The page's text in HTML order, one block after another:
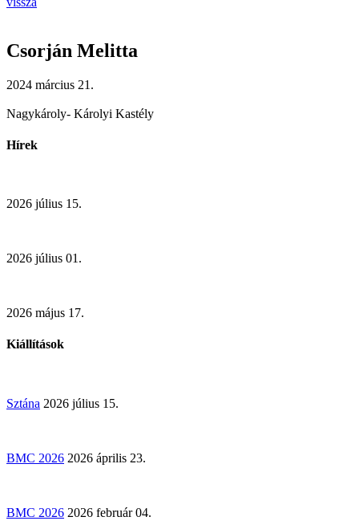
Csorján Melitta
2024 március 21.
Nagykároly- Károlyi Kastély
Hírek
2026 július 15.
2026 július 01.
2026 május 17.
Kiállítások
Sztána 2026 július 15.
BMC 2026 2026 április 23.
BMC 2026 2026 február 04.